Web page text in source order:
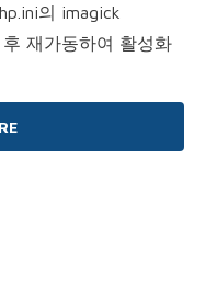
의 imagick
재가동하여 활성화